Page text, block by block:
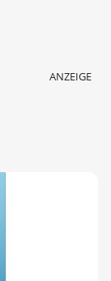
ANZEIGE